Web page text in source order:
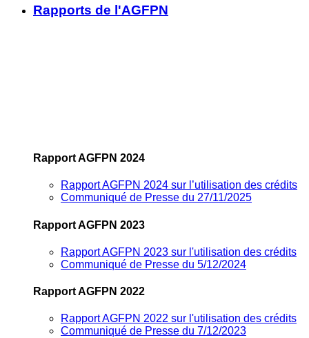
Rapports de l'AGFPN
Rapport AGFPN 2024
Rapport AGFPN 2024 sur l’utilisation des crédits
Communiqué de Presse du 27/11/2025
Rapport AGFPN 2023
Rapport AGFPN 2023 sur l'utilisation des crédits
Communiqué de Presse du 5/12/2024
Rapport AGFPN 2022
Rapport AGFPN 2022 sur l'utilisation des crédits
Communiqué de Presse du 7/12/2023